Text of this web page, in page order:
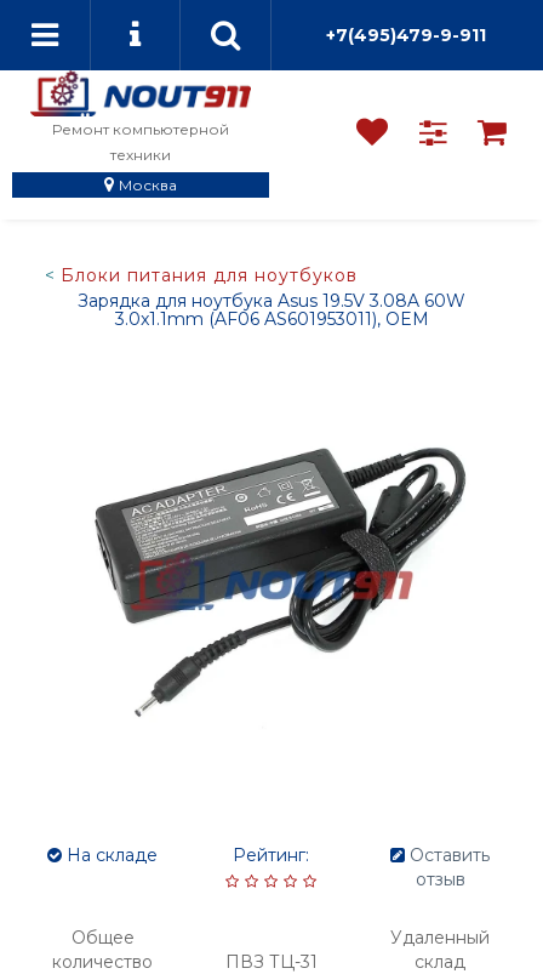
+7(495)479-9-911
Ремонт компьютерной
техники
Москва
Блоки питания для ноутбуков
Зарядка для ноутбука Asus 19.5V 3.08A 60W
3.0x1.1mm (AF06 AS601953011), OEM
На складе
Общее
количество
Рейтинг:
ПВЗ ТЦ-31
Оставить
отзыв
Удаленный
склад